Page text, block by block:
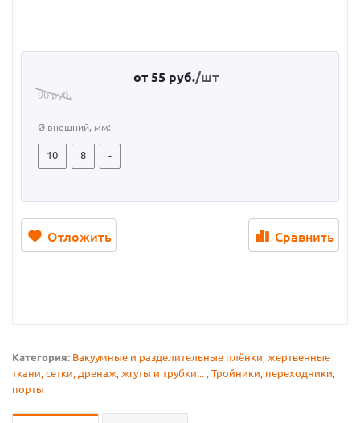
от55 руб./шт
90 руб.
Ø внешний, мм:
10 8 -
Отложить Сравнить
Категория: Вакуумные и разделительные плёнки, жертвенные
ткани, сетки, дренаж, жгуты и трубки... ,Тройники, переходники,
порты